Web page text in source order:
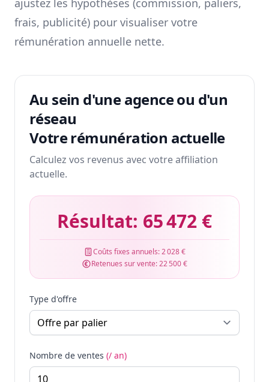
ajustez les hypothèses (commission, paliers,
frais, publicité) pour visualiser votre
rémunération annuelle nette.
Au sein d'une agence ou d'un
réseau
Votre rémunération actuelle
Calculez vos revenus avec votre affiliation
actuelle.
Résultat: 65 472 €
Coûts fixes annuels:2 028 €
Retenues sur vente:22 500 €
Type d'offre
Nombre de ventes (/ an)